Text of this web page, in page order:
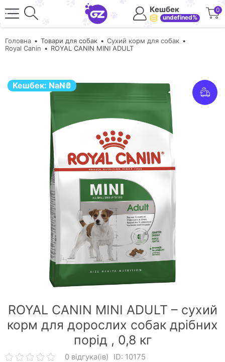
Кешбек
undefined%
0
Головна Товари для собак
Сухий корм для собак
Royal Canin
ROYAL CANIN MINI ADULT
Кешбек: NaN₴
ROYAL CANIN MINI ADULT – сухий
корм для дорослих собак дрібних
порід , 0,8 кг
0 відгука(ів) ID: 10175